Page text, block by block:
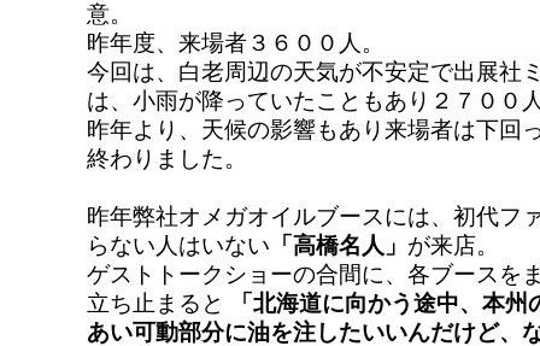
意。
昨年度、来場者３６００人。
今回は、白老周辺の天気が不安定で出展社
は、小雨が降っていたこともあり２７００
昨年より、天候の影響もあり来場者は下回
終わりました。
昨年弊社オメガオイルブースには、初代フ
らない人はいない 「高橋名人」 が来店。
ゲストトークショーの合間に、各ブースを
立ち止まると
「北海道に向かう途中、本
あい可動部分に油を注したいいんだけど、